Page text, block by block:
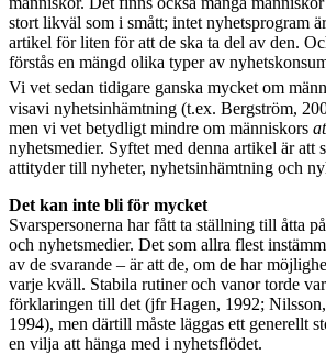
stort likväl som i smått; intet nyhetsprogram
artikel för liten för att de ska ta del av den.
förstås en mängd olika typer av
Vi vet sedan tidigare ganska mycket om
visavi nyhetsinhämtning (t.ex. Bergström,
men vi vet betydligt mindre om människors
nyhetsmedier. Syftet med denna artikel är att
attityder till nyheter, nyhetsinhämtning och
Det kan inte bli för mycket
Svarspersonerna har fått ta ställning till åtta
och nyhetsmedier. Det som allra flest
av de svarande – är att de, om de har
varje kväll. Stabila rutiner och vanor torde
förklaringen till det (jfr Hagen, 1992;
1994), men därtill måste läggas ett generellt
en vilja att hänga med i nyhetsflödet.